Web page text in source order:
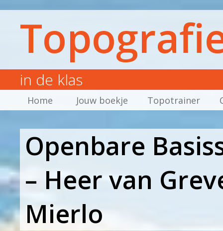
in de klas
Home Jouw boekje Topotrainer
Openbare
– Heer van
Mierlo